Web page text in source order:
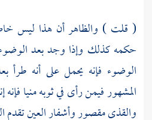
( قلت ) والظاهر أن هذا ليس
حكمه كذلك وإذا وجد بعد
الوضوء فإنه يحمل على أنه طرأ
المشهور فيمن رأى في ثوبه منيا فإنه
والقذى مقصور وأشفار العين تقدم